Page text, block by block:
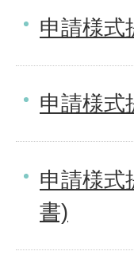
申請様式
申請様式
申請様式
書)